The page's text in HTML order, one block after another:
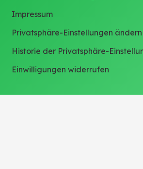
Impressum
Privatsphäre-Einstellungen ändern
Historie der Privatsphäre-
Einwilligungen widerrufen